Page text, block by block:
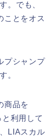
。でも、
ことをオス
プシャンプ
。
商品を
利用して
LIAスカル